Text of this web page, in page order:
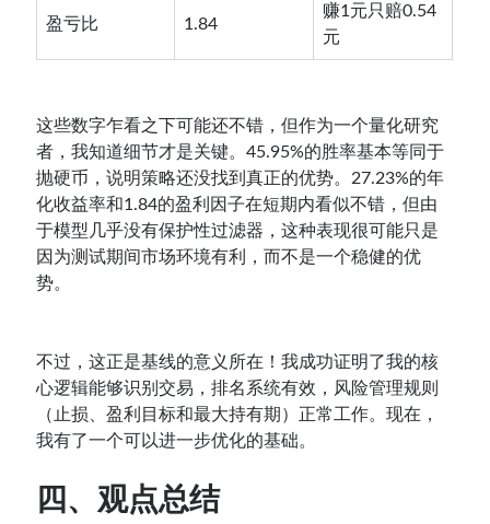
盈亏比 1.84
赚1元只赔0.54
元
这些数字乍看之下可能还不错，但作为一个量化研究
者，我知道细节才是关键。45.95%的胜率基本等同于
抛硬币，说明策略还没找到真正的优势。27.23%的年
化收益率和1.84的盈利因子在短期内看似不错，但由
于模型几乎没有保护性过滤器，这种表现很可能只是
因为测试期间市场环境有利，而不是一个稳健的优
势。
不过，这正是基线的意义所在！我成功证明了我的核
心逻辑能够识别交易，排名系统有效，风险管理规则
（止损、盈利目标和最大持有期）正常工作。现在，
我有了一个可以进一步优化的基础。
四、观点总结